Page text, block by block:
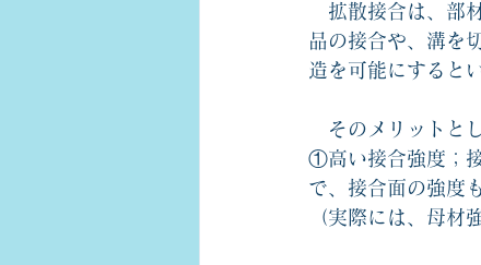
拡散接合は、部
品の接合や、溝を
造を可能にすると
そのメリットとし
①高い接合強度；
で、接合面の強度
（実際には、母材